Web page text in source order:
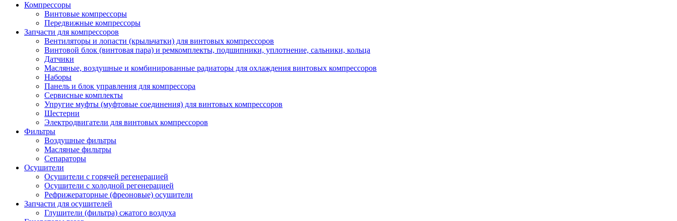
Компрессоры
Винтовые компрессоры
Передвижные компрессоры
Запчасти для компрессоров
Вентиляторы и лопасти (крыльчатки) для винтовых компрессоров
Винтовой блок (винтовая пара) и ремкомплекты, подшипники, уплотнение, сальники, кольца
Датчики
Масляные, воздушные и комбинированные радиаторы для охлаждения винтовых компрессоров
Наборы
Панель и блок управления для компрессора
Сервисные комплекты
Упругие муфты (муфтовые соединения) для винтовых компрессоров
Шестерни
Электродвигатели для винтовых компрессоров
Фильтры
Воздушные фильтры
Масляные фильтры
Сепараторы
Осушители
Осушители с горячей регенерацией
Осушители с холодной регенерацией
Рефрижераторные (фреоновые) осушители
Запчасти для осушителей
Глушители (фильтра) сжатого воздуха